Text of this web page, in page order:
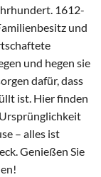
1612-
und
und hegen sie
dafür, dass
ist. Hier finden
– alles ist
Genießen Sie